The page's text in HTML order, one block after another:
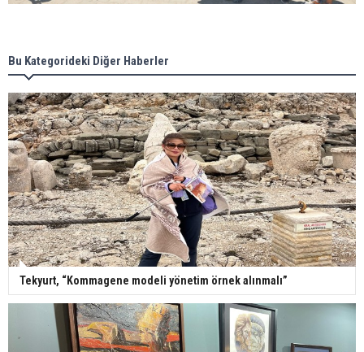
Bu Kategorideki Diğer Haberler
Tekyurt, “Kommagene modeli yönetim örnek alınmalı”